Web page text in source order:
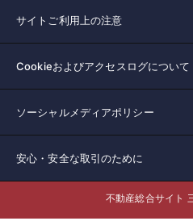
サイトご利用上の注意
Cookieおよびアクセスログについて
ソーシャルメディアポリシー
安心・安全な取引のために
不動産総合サイト